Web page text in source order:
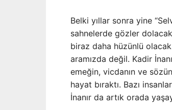
Belki yıllar sonra yine
sahnelerde gözler
biraz daha hüzünlü
aramızda değil. Kadir
emeğin, vicdanın ve
hayat bıraktı. Bazı
İnanır da artık orada